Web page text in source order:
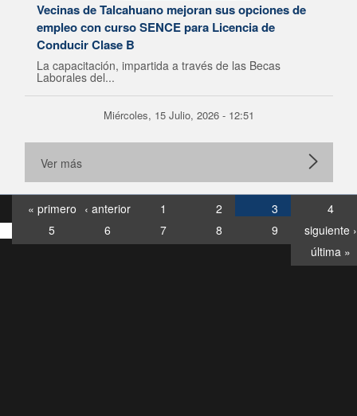
Vecinas de Talcahuano mejoran sus opciones de
empleo con curso SENCE para Licencia de
Conducir Clase B
La capacitación, impartida a través de las Becas
Laborales del...
Miércoles, 15 Julio, 2026 - 12:51
Ver más
« primero ‹ anterior 1 2 3
4
5
6 7 8 9
siguiente ›
última »